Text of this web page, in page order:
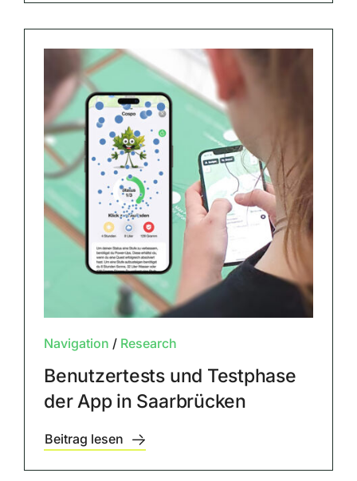
Navigation / Research
Benutzertests und Testphase
der App in Saarbrücken
Beitrag lesen